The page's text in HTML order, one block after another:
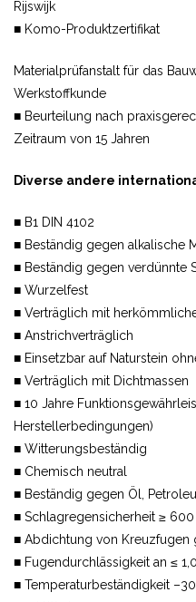
Rijswijk
■ Komo-Produktzertifikat
Materialprüfanstalt für das
Werkstoffkunde
■ Beurteilung nach
Zeitraum von 15 Jahren
Diverse andere
■ B1 DIN 4102
■ Beständig gegen alkalische
■ Beständig gegen verdünnte
■ Wurzelfest
■ Verträglich mit
■ Anstrichverträglich
■ Einsetzbar auf Naturstein
■ Verträglich mit Dichtmassen
■ 10 Jahre
Herstellerbedingungen)
■ Witterungsbeständig
■ Chemisch neutral
■ Beständig gegen Öl,
■ Schlagregensicherheit ≥ 600
■ Abdichtung von Kreuzfugen
■ Fugendurchlässigkeit an ≤ 1,0
■ Temperaturbeständigkeit